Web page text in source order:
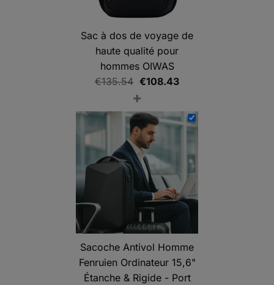
Sac à dos de voyage de
haute qualité pour
hommes OIWAS
€135.54 Le
prix
initial
était :
€135.54.
€108.43Le
actuel
est :
+
Sacoche Antivol Homme
Fenruien Ordinateur 15,6"
Étanche & Rigide - Port